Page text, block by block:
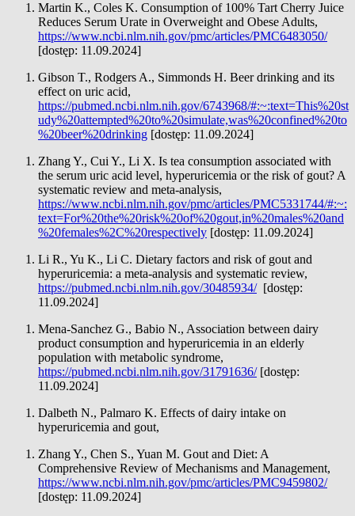
Martin K., Coles K. Consumption of 100% Tart Cherry Juice
Reduces Serum Urate in Overweight and Obese Adults,
https://www.ncbi.nlm.nih.gov/pmc/articles/PMC6483050/
[dostęp: 11.09.2024]
Gibson T., Rodgers A., Simmonds H. Beer drinking and its
effect on uric acid,
https://pubmed.ncbi.nlm.nih.gov/6743968/#:~:text=This%20st
udy%20attempted%20to%20simulate,was%20confined%20to
%20beer%20drinking [dostęp: 11.09.2024]
Zhang Y., Cui Y., Li X. Is tea consumption associated with
the serum uric acid level, hyperuricemia or the risk of gout? A
systematic review and meta-analysis,
https://www.ncbi.nlm.nih.gov/pmc/articles/PMC5331744/#:~:
text=For%20the%20risk%20of%20gout,in%20males%20and
%20females%2C%20respectively [dostęp: 11.09.2024]
Li R., Yu K., Li C. Dietary factors and risk of gout and
hyperuricemia: a meta-analysis and systematic review,
https://pubmed.ncbi.nlm.nih.gov/30485934/[dostęp:
11.09.2024]
Mena-Sanchez G., Babio N., Association between dairy
product consumption and hyperuricemia in an elderly
population with metabolic syndrome,
https://pubmed.ncbi.nlm.nih.gov/31791636/[dostęp:
11.09.2024]
Dalbeth N., Palmaro K. Effects of dairy intake on
hyperuricemia and gout,
Zhang Y., Chen S., Yuan M. Gout and Diet: A
Comprehensive Review of Mechanisms and Management,
https://www.ncbi.nlm.nih.gov/pmc/articles/PMC9459802/
[dostęp: 11.09.2024]